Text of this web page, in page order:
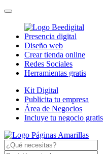
Presencia digital
Diseño web
Crear tienda online
Redes Sociales
Herramientas gratis
Kit Digital
Publicita tu empresa
Área de Negocios
Incluye tu negocio gratis